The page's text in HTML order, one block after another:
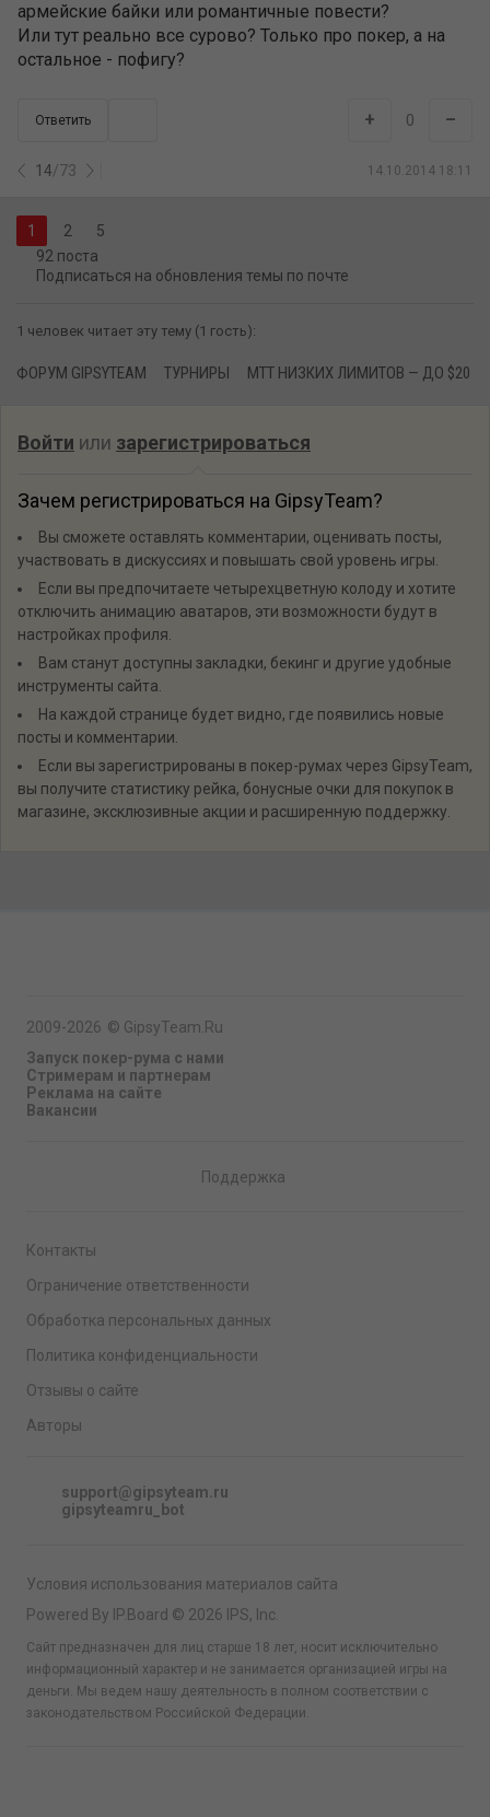
армейские байки или романтичные повести?
Или тут реально все сурово? Только про покер, а на
остальное - пофигу?
Ответить
14/73 14.10.2014 18:11
+ 0 –
2
5
92 поста
Подписаться на обновления темы по почте
1 человек читает эту тему (1 гость):
ФОРУМ GIPSYTEAM ТУРНИРЫ MTT НИЗКИХ ЛИМИТОВ — ДО $20
Войти или зарегистрироваться
Зачем регистрироваться на GipsyTeam?
Вы сможете оставлять комментарии, оценивать посты,
участвовать в дискуссиях и повышать свой уровень игры.
Если вы предпочитаете четырехцветную колоду и хотите
отключить анимацию аватаров, эти возможности будут в
настройках профиля.
Вам станут доступны закладки, бекинг и другие удобные
инструменты сайта.
На каждой странице будет видно, где появились новые
посты и комментарии.
Если вы зарегистрированы в покер-румах через GipsyTeam,
вы получите статистику рейка, бонусные очки для покупок в
магазине, эксклюзивные акции и расширенную поддержку.
Поддержка
2009-2026 © GipsyTeam.Ru
Запуск покер-рума с нами
Стримерам и партнерам
Реклама на сайте
Вакансии
Условия использования материалов сайта
Powered By IP.Board © 2026 IPS, Inc.
Сайт предназначен для лиц старше 18 лет, носит исключительно
информационный характер и не занимается организацией игры на
деньги. Мы ведем нашу деятельность в полном соответствии с
законодательством Российской Федерации.
Контакты
Ограничение ответственности
Обработка персональных данных
Политика конфиденциальности
Отзывы о сайте
Авторы
support@gipsyteam.ru
gipsyteamru_bot